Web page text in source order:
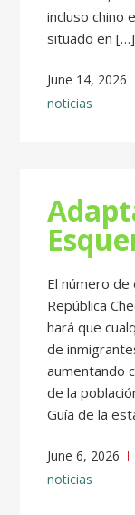
incluso chino
situado en […]
June 14, 2026
noticias
El número
República
hará que
de
aumentando
de la
Guía de la
June 6, 2026
noticias